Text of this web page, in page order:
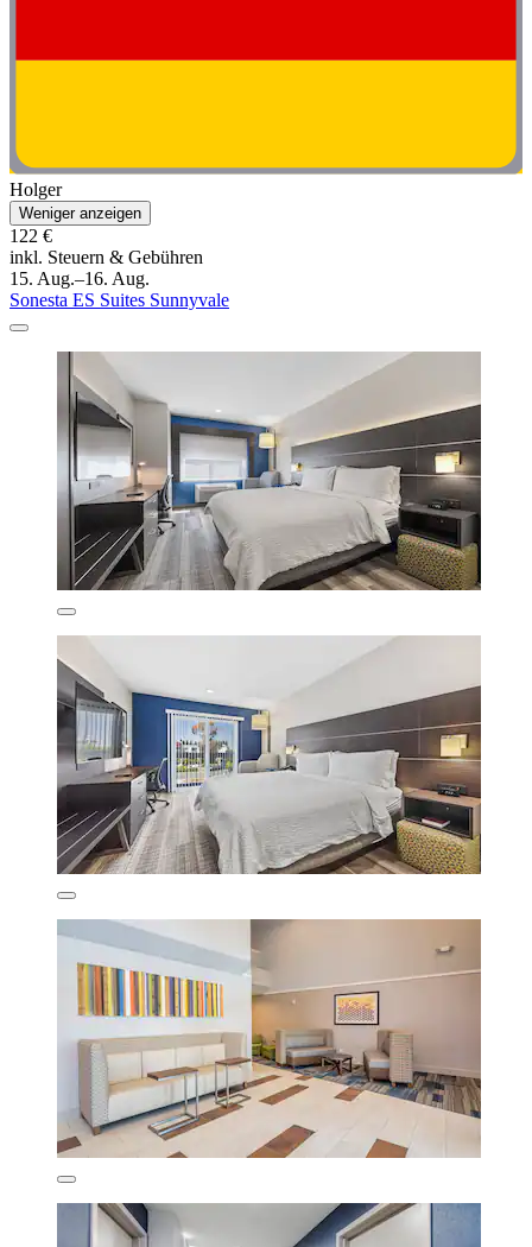
Holger
Weniger anzeigen
122 €
inkl. Steuern & Gebühren
15. Aug.–16. Aug.
Sonesta ES Suites Sunnyvale